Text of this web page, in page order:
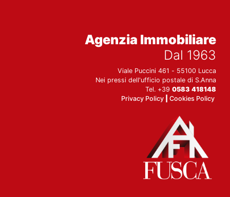
Agenzia Immobiliare
Dal 1963
Viale Puccini 461 - 55100 Lucca
Nei pressi dell'ufficio postale di S.Anna
Tel. +390583 418148
Privacy Policy |Cookies Policy